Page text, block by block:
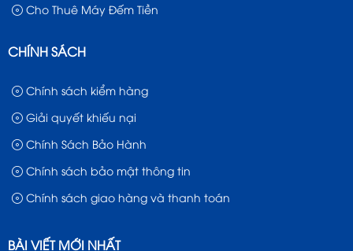
Cho Thuê Máy Đếm Tiền
CHÍNH SÁCH
Chính sách kiểm hàng
Giải quyết khiếu nại
Chính Sách Bảo Hành
Chính sách bảo mật thông tin
Chính sách giao hàng và thanh toán
BÀI VIẾT MỚI NHẤT